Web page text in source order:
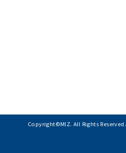
Copyright©MIZ. All Rights Reserved.